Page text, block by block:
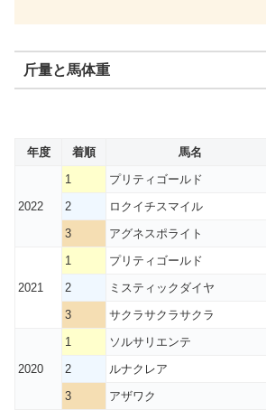
斤量と馬体重
年度 着順 馬名
2022
1 プリティゴールド
2
ロクイチスマイル
3
アグネスポライト
2021
1 プリティゴールド
2
ミスティックダイヤ
3
サクラサクラサクラ
2020
1 ソルサリエンテ
2
ルナクレア
3
アザワク